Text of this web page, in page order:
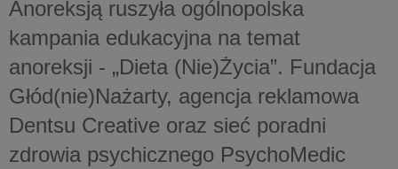
Anoreksją ruszyła ogólnopolska
kampania edukacyjna na temat
anoreksji - „Dieta (Nie)Życia”. Fundacja
Głód(nie)Nażarty, agencja reklamowa
Dentsu Creative oraz sieć poradni
zdrowia psychicznego PsychoMedic